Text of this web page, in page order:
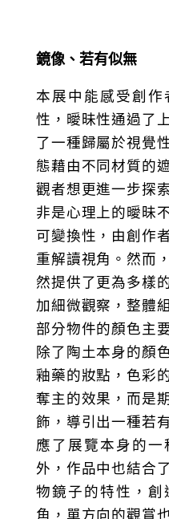
鏡像、若有似無
本展中能感受創作
性，曖昧性通過了
了一種歸屬於視覺
態藉由不同材質的
觀者想更進一步探
非是心理上的曖昧
可變換性，由創作
重解讀視角。然而
然提供了更為多樣
加細微觀察，整體
部分物件的顏色主
除了陶土本身的顏
釉藥的妝點，色彩
奪主的效果，而是
飾，導引出一種若
應了展覽本身的
外，作品中也結合
物鏡子的特性，創
角，單方向的觀賞